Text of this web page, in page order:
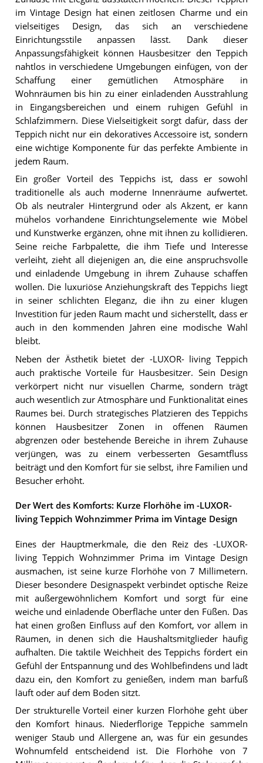
im Vintage Design hat einen zeitlosen Charme und ein
vielseitiges Design, das sich an verschiedene
Einrichtungsstile anpassen lässt. Dank dieser
Anpassungsfähigkeit können Hausbesitzer den Teppich
nahtlos in verschiedene Umgebungen einfügen, von der
Schaffung einer gemütlichen Atmosphäre in
Wohnräumen bis hin zu einer einladenden Ausstrahlung
in Eingangsbereichen und einem ruhigen Gefühl in
Schlafzimmern. Diese Vielseitigkeit sorgt dafür, dass der
Teppich nicht nur ein dekoratives Accessoire ist, sondern
eine wichtige Komponente für das perfekte Ambiente in
jedem Raum.
Ein großer Vorteil des Teppichs ist, dass er sowohl
traditionelle als auch moderne Innenräume aufwertet.
Ob als neutraler Hintergrund oder als Akzent, er kann
mühelos vorhandene Einrichtungselemente wie Möbel
und Kunstwerke ergänzen, ohne mit ihnen zu kollidieren.
Seine reiche Farbpalette, die ihm Tiefe und Interesse
verleiht, zieht all diejenigen an, die eine anspruchsvolle
und einladende Umgebung in ihrem Zuhause schaffen
wollen. Die luxuriöse Anziehungskraft des Teppichs liegt
in seiner schlichten Eleganz, die ihn zu einer klugen
Investition für jeden Raum macht und sicherstellt, dass er
auch in den kommenden Jahren eine modische Wahl
bleibt.
Neben der Ästhetik bietet der -LUXOR- living Teppich
auch praktische Vorteile für Hausbesitzer. Sein Design
verkörpert nicht nur visuellen Charme, sondern trägt
auch wesentlich zur Atmosphäre und Funktionalität eines
Raumes bei. Durch strategisches Platzieren des Teppichs
können Hausbesitzer Zonen in offenen Räumen
abgrenzen oder bestehende Bereiche in ihrem Zuhause
verjüngen, was zu einem verbesserten Gesamtfluss
beiträgt und den Komfort für sie selbst, ihre Familien und
Besucher erhöht.
Der Wert des Komforts: Kurze Florhöhe im -LUXOR-
living Teppich Wohnzimmer Prima im Vintage Design
Eines der Hauptmerkmale, die den Reiz des -LUXOR-
living Teppich Wohnzimmer Prima im Vintage Design
ausmachen, ist seine kurze Florhöhe von 7 Millimetern.
Dieser besondere Designaspekt verbindet optische Reize
mit außergewöhnlichem Komfort und sorgt für eine
weiche und einladende Oberfläche unter den Füßen. Das
hat einen großen Einfluss auf den Komfort, vor allem in
Räumen, in denen sich die Haushaltsmitglieder häufig
aufhalten. Die taktile Weichheit des Teppichs fördert ein
Gefühl der Entspannung und des Wohlbefindens und lädt
dazu ein, den Komfort zu genießen, indem man barfuß
läuft oder auf dem Boden sitzt.
Der strukturelle Vorteil einer kurzen Florhöhe geht über
den Komfort hinaus. Niederflorige Teppiche sammeln
weniger Staub und Allergene an, was für ein gesundes
Wohnumfeld entscheidend ist. Die Florhöhe von 7